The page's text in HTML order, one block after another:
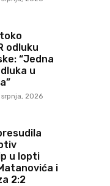
odluku
“Jedna
u
srpnja, 2026
u lopti
i
2:2